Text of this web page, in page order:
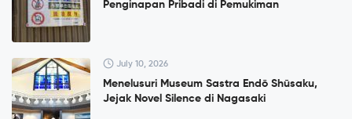
Penginapan Pribadi di Pemukiman
July 10, 2026
Menelusuri Museum Sastra Endō Shūsaku,
Jejak Novel Silence di Nagasaki